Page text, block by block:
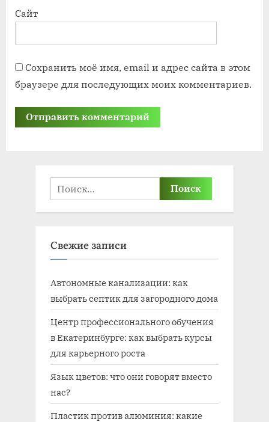
Сайт
Сохранить моё имя, email и адрес сайта в этом
браузере для последующих моих комментариев.
Найти:
Свежие записи
Автономные канализации: как
выбрать септик для загородного дома
Центр профессионального обучения
в Екатеринбурге: как выбрать курсы
для карьерного роста
Язык цветов: что они говорят вместо
нас?
Пластик против алюминия: какие